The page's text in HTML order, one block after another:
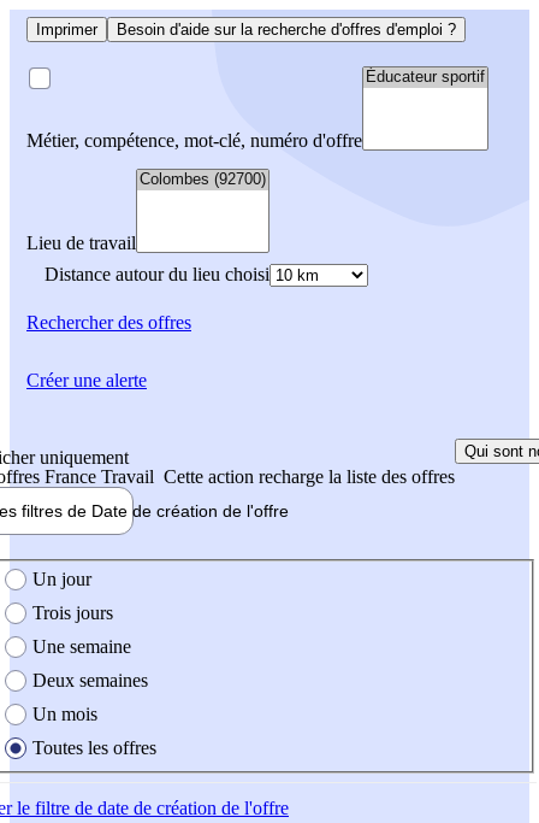
Imprimer Besoin d'aide sur la recherche d'offres d'emploi ?
Métier, compétence, mot-clé, numéro d'offre
Lieu de travail
Distance autour du lieu choisi
Rechercherdes offres
uniquement
France Travail Cette action recharge la liste des offres
Qui sont
filtres de Date de création de l'offre
création de l'offre
Un jour
Trois jours
Une semaine
Deux semaines
Un mois
Toutes les offres
le filtre de date de création de l'offre
Créer une alerte